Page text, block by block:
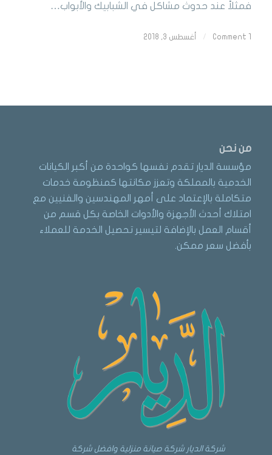
فمثلاً عند حدوث مشاكل في الشبابيك والأبواب…
1 Comment
/ أغسطس 3, 2018
من نحن
مؤسسة الديار تقدم نفسها كواحدة من أكبر الكيانات
الخدمية بالمملكة وتعزز مكانتها كمنظومة خدمات
متكاملة بالإعتماد على أمهر المهندسين والفنيين مع
امتلاك أحدث الأجهزة والأدوات الخاصة بكل قسم من
أقسام العمل بالإضافة لتيسير تحصيل الخدمة للعملاء
بأفضل سعر ممكن.
شركة الديار شركة صيانة منزلية وافضل شركة